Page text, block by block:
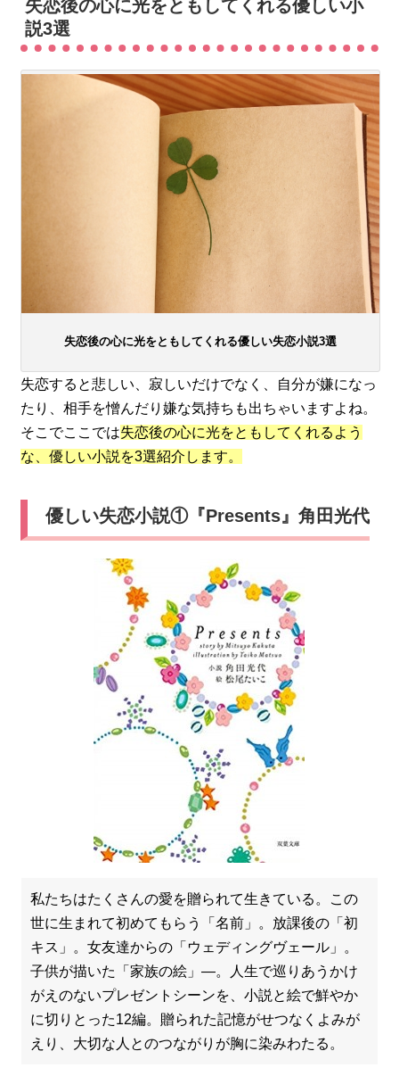
失恋後の心に光をともしてくれる優しい小
説3選
失恋後の心に光をともしてくれる優しい失恋小説3選
失恋すると悲しい、寂しいだけでなく、自分が嫌になっ
たり、相手を憎んだり嫌な気持ちも出ちゃいますよね。
そこでここでは失恋後の心に光をともしてくれるよう
な、優しい小説を3選紹介します。
優しい失恋小説①『Presents』角田光代
私たちはたくさんの愛を贈られて生きている。この
世に生まれて初めてもらう「名前」。放課後の「初
キス」。女友達からの「ウェディングヴェール」。
子供が描いた「家族の絵」―。人生で巡りあうかけ
がえのないプレゼントシーンを、小説と絵で鮮やか
に切りとった12編。贈られた記憶がせつなくよみが
えり、大切な人とのつながりが胸に染みわたる。